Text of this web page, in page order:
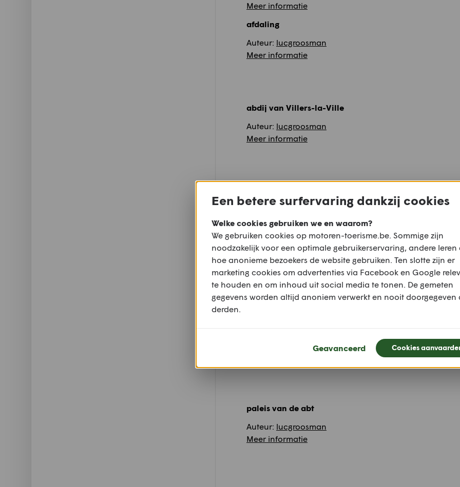
Meer informatie
afdaling
Auteur: lucgroosman
Meer informatie
abdij van Villers-la-Ville
Auteur: lucgroosman
Meer informatie
Villers-la-Ville
De Abdij van Villers (Frans: Abbaye de Villers) is een
cisterciënzerabdij, gelegen in de Belgische gemeente
waarvan bijzonder indrukwekkende ruïnes bewaard
Auteur:
Sarah De Keyzer
Meer informatie
paleis van de abt
Auteur: lucgroosman
Meer informatie
Een betere surfervaring dankzij cookies
Welke cookies gebruiken we en waarom?
We gebruiken cookies op motoren-toerisme.be. Sommige zijn
noodzakelijk voor een optimale gebruikerservaring, andere leren
hoe anonieme bezoekers de website gebruiken. Ten slotte zijn er
marketing cookies om advertenties via Facebook en Google
te houden en om inhoud uit social media te tonen. De gemeten
gegevens worden altijd anoniem verwerkt en nooit doorgegeven
derden.
Geavanceerd Cookies